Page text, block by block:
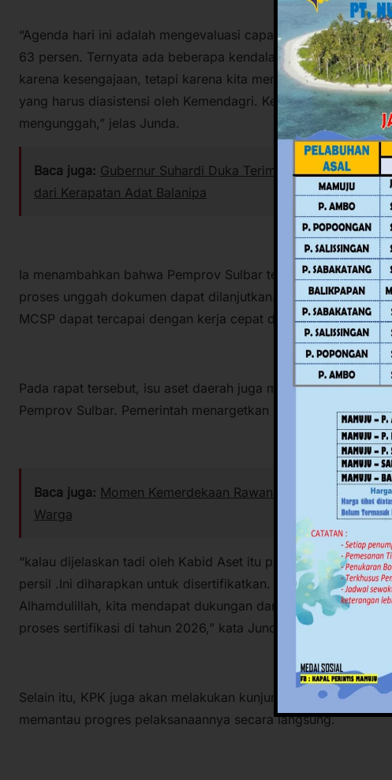
“Agenda hari ini adalah mengevaluasi capaian MCSP. Kita
63 persen. Ternyata ada beberapa kendala, terutama terkait
karena kesengajaan, tetapi karena kita menunggu beberapa
yang harus diasistensi oleh Kemendagri. Ketika portal KPK
mengunggah,” jelas Junda.
Baca juga: Gubernur Suhardi Duka Terima Gelar
dari Kerapatan Adat Balanipa
Ia menambahkan bahwa Pemprov Sulbar telah meminta agar
proses unggah dokumen dapat dilanjutkan. Meski begitu, ia
MCSP dapat tercapai dengan kerja cepat dan koordinasi
Pada rapat tersebut, isu aset daerah juga menjadi perhatian.
Pemprov Sulbar. Pemerintah menargetkan mulai ada aset
Baca juga: Momen Kemerdekaan Rawan Isu SARA,
Warga
“kalau dijelaskan tadi oleh Kabid Aset itu persil. Jadi ada
persil .Ini diharapkan untuk disertifikatkan. minimal tahun
Alhamdulillah, kita mendapat dukungan dari Kementerian
proses sertifikasi di tahun 2026,” kata Junda.
Selain itu, KPK juga akan melakukan kunjungan lapangan ke
memantau progres pelaksanaannya secara langsung.